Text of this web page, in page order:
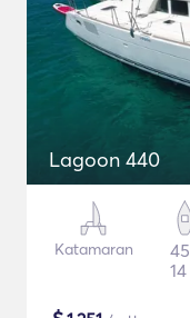
Lagoon 440
Katamaran